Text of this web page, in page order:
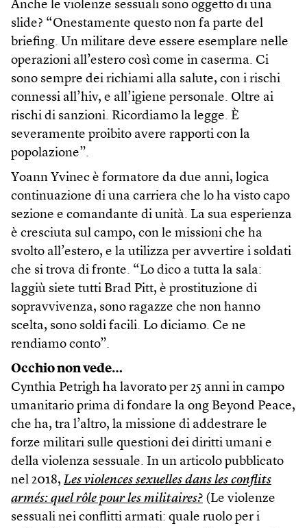
Anche le violenze sessuali sono oggetto di una
slide? “Onestamente questo non fa parte del
briefing. Un militare deve essere esemplare nelle
operazioni all’estero così come in caserma. Ci
sono sempre dei richiami alla salute, con i rischi
connessi all’hiv, e all’igiene personale. Oltre ai
rischi di sanzioni. Ricordiamo la legge. È
severamente proibito avere rapporti con la
popolazione”.
Yoann Yvinec è formatore da due anni, logica
continuazione di una carriera che lo ha visto capo
sezione e comandante di unità. La sua esperienza
è cresciuta sul campo, con le missioni che ha
svolto all’estero, e la utilizza per avvertire i soldati
che si trova di fronte. “Lo dico a tutta la sala:
laggiù siete tutti Brad Pitt, è prostituzione di
sopravvivenza, sono ragazze che non hanno
scelta, sono soldi facili. Lo diciamo. Ce ne
rendiamo conto”.
Occhio non vede…
Cynthia Petrigh ha lavorato per 25 anni in campo
umanitario prima di fondare la ong Beyond Peace,
che ha, tra l’altro, la missione di addestrare le
forze militari sulle questioni dei diritti umani e
della violenza sessuale. In un articolo pubblicato
nel 2018, Les violences sexuelles dans les conflits
armés: quel rôle pour les militaires? (Le violenze
sessuali nei conflitti armati: quale ruolo per i